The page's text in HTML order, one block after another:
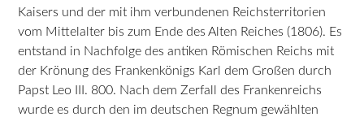
Kaisers und der mit ihm verbundenen Reichsterritorien
vom Mittelalter bis zum Ende des Alten Reiches (1806). Es
entstand in Nachfolge des antiken Römischen Reichs mit
der Krönung des Frankenkönigs Karl dem Großen durch
Papst Leo III. 800. Nach dem Zerfall des Frankenreichs
wurde es durch den im deutschen Regnum gewählten